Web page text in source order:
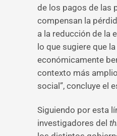
de los pagos de las
compensan la
a la reducción de la
lo que sugiere que
económicamente
contexto más
social”, concluye el
Siguiendo por esta
investigadores del